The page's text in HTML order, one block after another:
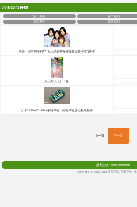
第一系列 第二系列
第四系列
第五系列
美丽田园中期净利171亿元美容和保健服务业务渠道“偏科”
天天射天天日干操
小米17 ProPro Max手机体验：高端体验进化兼具差异
上一页 下一页
服务热线：0898-08980898
Copyright © 2012-2018 某某网站 版权所有